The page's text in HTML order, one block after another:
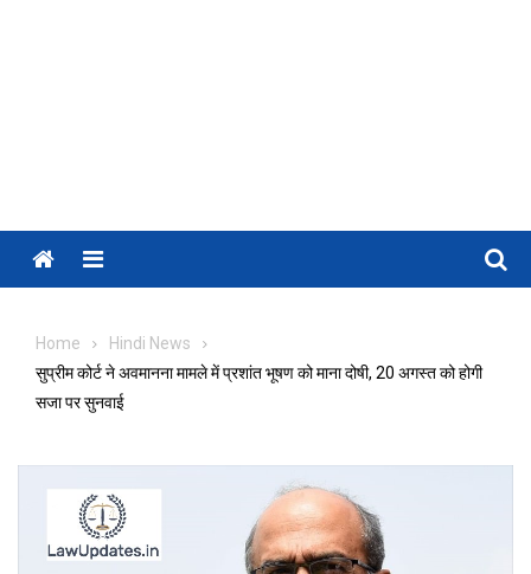
Menu
Home
Hindi News
सुप्रीम कोर्ट ने अवमानना मामले में प्रशांत भूषण को माना दोषी, 20 अगस्त को होगी
सजा पर सुनवाई